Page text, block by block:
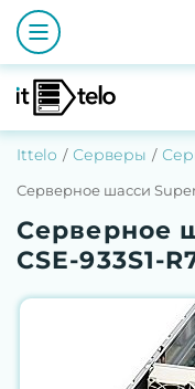
Ittelo Серверы
Серверное шасси
Серверное
CSE-933S1-